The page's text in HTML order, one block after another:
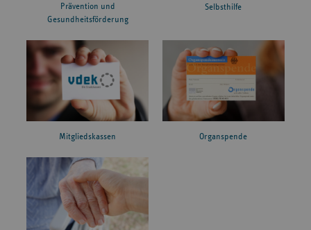
Prävention und
Gesundheitsförderung
Selbsthilfe
Mitgliedskassen Organspende